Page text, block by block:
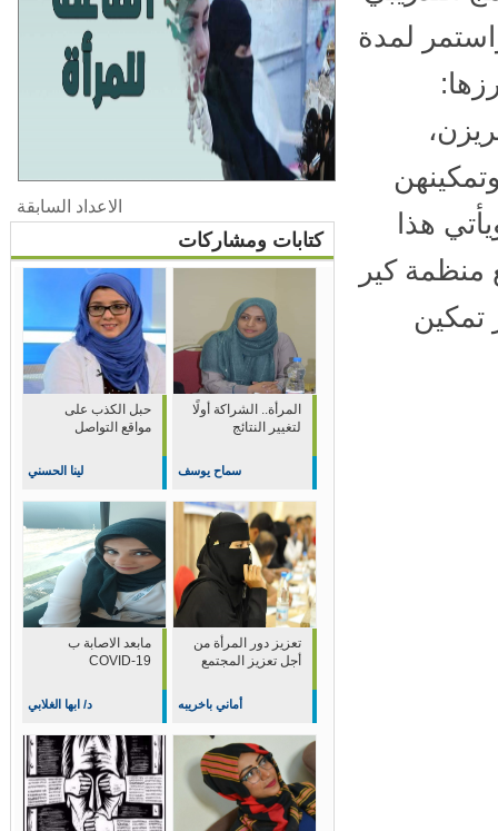
الاعداد السابقة
كتابات ومشاركات
حبل الكذب على
مواقع التواصل
لينا الحسني
المرأة.. الشراكة أولًا
لتغيير النتائج
سماح يوسف
مابعد الاصابة ب
COVID-19
د/ ابها الغلابي
تعزيز دور المرأة من
أجل تعزيز المجتمع
أماني باخريبه
نوفمبر وحتى 4 ديسمبر 2025، واستمر لمدة
هذا
منظمة كير